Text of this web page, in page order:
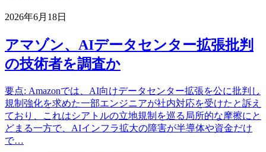
2026年6月18日
アマゾン、AIデータセンター拡張批判
の技術者を調査か
要点: Amazonでは、AI向けデータセンター拡張を公に批判し
規制強化を求めた一部エンジニアが社内対応を受けたと訴え
ており、これはシアトルの立地規制を巡る局所的な摩擦にと
どまる一方で、AIインフラ拡大の障害が半導体や資金だけ
で…